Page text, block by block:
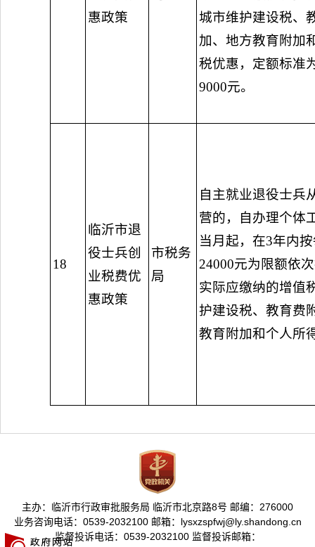
惠政策
城市维护建设税、
加、地方教育附加
税优惠，定额标准
9000元。
18
临沂市退
役士兵创
业税费优
惠政策
市税务
局
自主就业退役士兵
营的，自办理个体
当月起，在3年内
24000元为限额依
实际应缴纳的增值
护建设税、教育费
教育附加和个人所
主办：临沂市行政审批服务局 临沂市北京路8号 邮编：276000
业务咨询电话：0539-2032100 邮箱：lysxzspfwj@ly.shandong.cn
监督投诉电话：0539-2032100 监督投诉邮箱：